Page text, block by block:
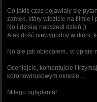
Co jakiś czas pojawiały się
zamek, który widzicie na filmie i
No i dzisiaj nadszedł dzień,;)
Atak dość niewygodny w dłoni,
No ale jak obiecałem.. w opisie
Oceniajcie, komentujcie i
koronowirusowym okresie....
Miłego oglądania!